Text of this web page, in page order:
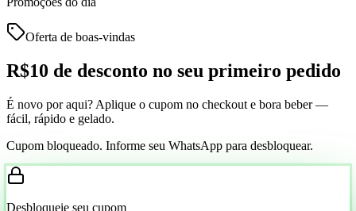
Oferta de boas-vindas
R$10 de desconto no seu primeiro pedido
É novo por aqui? Aplique o cupom no checkout e bora beber —
fácil, rápido e gelado.
Cupom bloqueado. Informe seu WhatsApp para desbloquear.
Desbloqueie seu cupom